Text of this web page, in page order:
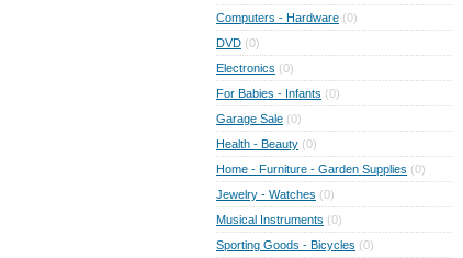
Computers - Hardware (0)
DVD (0)
Electronics (0)
For Babies - Infants (0)
Garage Sale (0)
Health - Beauty (0)
Home - Furniture - Garden Supplies (0)
Jewelry - Watches (0)
Musical Instruments (0)
Sporting Goods - Bicycles (0)